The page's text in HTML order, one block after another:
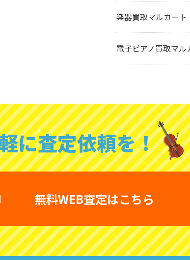
楽器買取マルカート
電子ピアノ買取マル
に査定依頼を！
無料WEB査定はこちら